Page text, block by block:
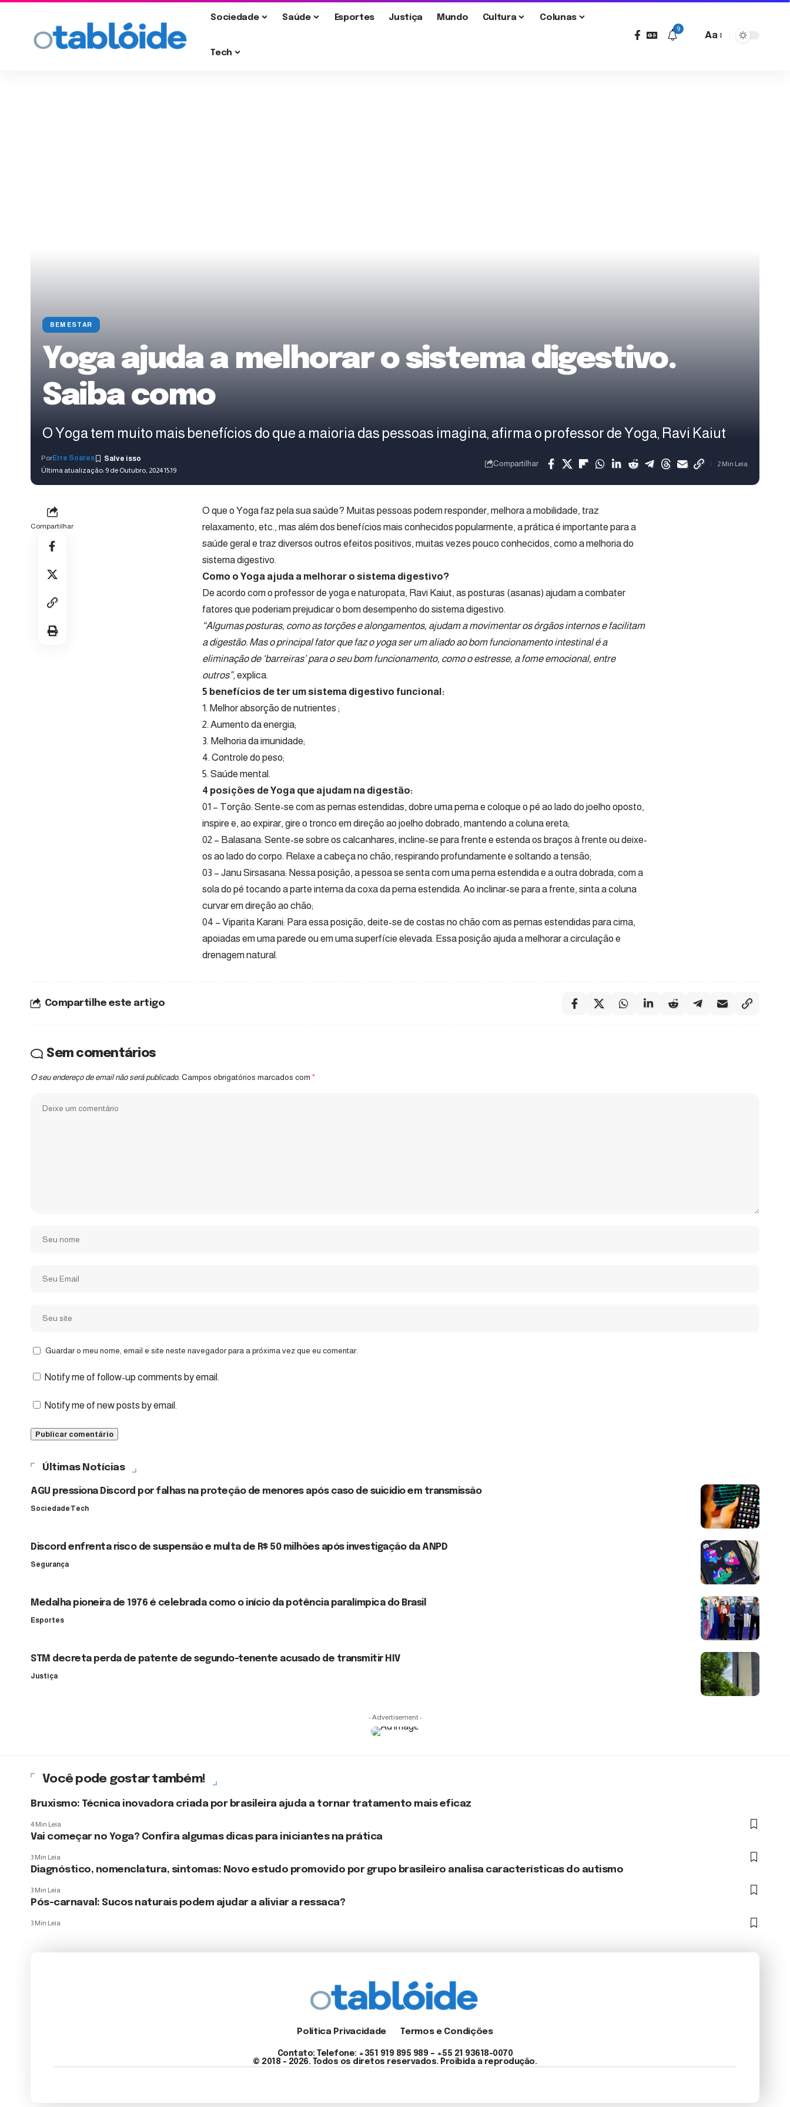
Sociedade Saúde Esportes Justiça Mundo Cultura Colunas
Tech
9
Aa
BEM ESTAR
Yoga ajuda a melhorar o sistema digestivo.
Saiba como
O Yoga tem muito mais benefícios do que a maioria das pessoas imagina, afirma o professor de Yoga, Ravi Kaiut
Última atualização: 9 de Outubro, 2024 15:19
PorErre Soares
Compartilhar 2 Min Leia
Compartilhar
O que o Yoga faz pela sua saúde? Muitas pessoas podem responder, melhora a mobilidade, traz
relaxamento, etc., mas além dos benefícios mais conhecidos popularmente, a prática é importante para a
saúde geral e traz diversos outros efeitos positivos, muitas vezes pouco conhecidos, como a melhoria do
sistema digestivo.
Como o Yoga ajuda a melhorar o sistema digestivo?
De acordo com o professor de yoga e naturopata, Ravi Kaiut, as posturas (asanas) ajudam a combater
fatores que poderiam prejudicar o bom desempenho do sistema digestivo.
“Algumas posturas, como as torções e alongamentos, ajudam a movimentar os órgãos internos e facilitam
a digestão. Mas o principal fator que faz o yoga ser um aliado ao bom funcionamento intestinal é a
eliminação de ‘barreiras’ para o seu bom funcionamento, como o estresse, a fome emocional, entre
outros”, explica.
5 benefícios de ter um sistema digestivo funcional:
1. Melhor absorção de nutrientes ;
2. Aumento da energia;
3. Melhoria da imunidade;
4. Controle do peso;
5. Saúde mental.
4 posições de Yoga que ajudam na digestão:
01 – Torção: Sente-se com as pernas estendidas, dobre uma perna e coloque o pé ao lado do joelho oposto,
inspire e, ao expirar, gire o tronco em direção ao joelho dobrado, mantendo a coluna ereta;
02 – Balasana: Sente-se sobre os calcanhares, incline-se para frente e estenda os braços à frente ou deixe-
os ao lado do corpo. Relaxe a cabeça no chão, respirando profundamente e soltando a tensão;
03 – Janu Sirsasana: Nessa posição, a pessoa se senta com uma perna estendida e a outra dobrada, com a
sola do pé tocando a parte interna da coxa da perna estendida. Ao inclinar-se para a frente, sinta a coluna
curvar em direção ao chão;
04 – Viparita Karani: Para essa posição, deite-se de costas no chão com as pernas estendidas para cima,
apoiadas em uma parede ou em uma superfície elevada. Essa posição ajuda a melhorar a circulação e
drenagem natural.
Compartilhe este artigo
Sem comentários
O seu endereço de email não será publicado. Campos obrigatórios marcados com *
Guardar o meu nome, email e site neste navegador para a próxima vez que eu comentar.
Notify me of follow-up comments by email.
Notify me of new posts by email.
Últimas Notícias
AGU pressiona Discord por falhas na proteção de menores após caso de suicídio em transmissão
SociedadeTech
Discord enfrenta risco de suspensão e multa de R$ 50 milhões após investigação da ANPD
Segurança
Medalha pioneira de 1976 é celebrada como o início da potência paralímpica do Brasil
Esportes
STM decreta perda de patente de segundo-tenente acusado de transmitir HIV
Justiça
- Advertisement -
Você pode gostar também!
Bruxismo: Técnica inovadora criada por brasileira ajuda a tornar tratamento mais eficaz
4 Min Leia
Vai começar no Yoga? Confira algumas dicas para iniciantes na prática
3 Min Leia
Diagnóstico, nomenclatura, sintomas: Novo estudo promovido por grupo brasileiro analisa características do autismo
3 Min Leia
Pós-carnaval: Sucos naturais podem ajudar a aliviar a ressaca?
3 Min Leia
Política Privacidade Termos e Condições
Contato: Telefone: +351 919 895 989 – +55 21 93618-0070
© 2018 - 2026. Todos os diretos reservados. Proibida a reprodução.